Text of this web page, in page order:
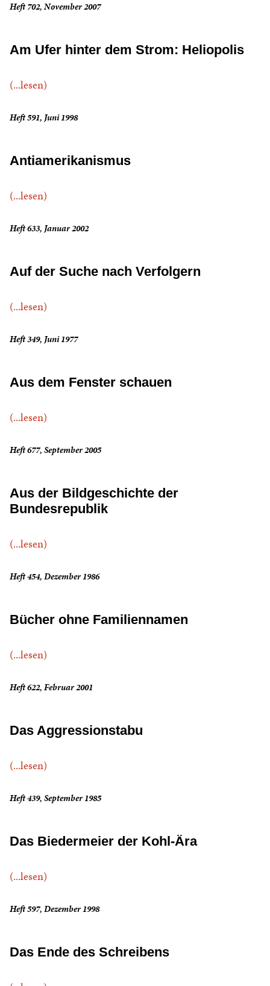
Heft 702, November 2007
Am Ufer hinter dem Strom: Heliopolis
(...lesen)
Heft 591, Juni 1998
Antiamerikanismus
(...lesen)
Heft 633, Januar 2002
Auf der Suche nach Verfolgern
(...lesen)
Heft 349, Juni 1977
Aus dem Fenster schauen
(...lesen)
Heft 677, September 2005
Aus der Bildgeschichte der
Bundesrepublik
(...lesen)
Heft 454, Dezember 1986
Bücher ohne Familiennamen
(...lesen)
Heft 622, Februar 2001
Das Aggressionstabu
(...lesen)
Heft 439, September 1985
Das Biedermeier der Kohl-Ära
(...lesen)
Heft 597, Dezember 1998
Das Ende des Schreibens